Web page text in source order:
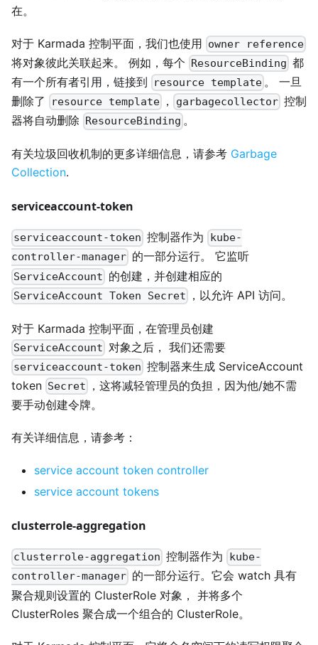
在。
对于 Karmada 控制平面，我们也使用 owner reference
将对象彼此关联起来。 例如，每个 ResourceBinding 都
有一个所有者引用，链接到
resource template 。 一旦
删除了
resource template ， garbagecollector 控制
器将自动删除
ResourceBinding 。
有关垃圾回收机制的更多详细信息，请参考 Garbage
Collection.
serviceaccount-token
serviceaccount-token 控制器作为
kube-
controller-manager 的一部分运行。 它监听
ServiceAccount 的创建，并创建相应的
ServiceAccount Token Secret ，以允许 API 访问。
对于 Karmada 控制平面，在管理员创建
ServiceAccount 对象之后， 我们还需要
serviceaccount-token 控制器来生成 ServiceAccount
token Secret
，这将减轻管理员的负担，因为他/她不需
要手动创建令牌。
有关详细信息，请参考：
service account token controller
service account tokens
clusterrole-aggregation
clusterrole-aggregation 控制器作为
kube-
controller-manager 的一部分运行。它会 watch 具有
聚合规则设置的 ClusterRole 对象， 并将多个
ClusterRoles 聚合成一个组合的 ClusterRole。